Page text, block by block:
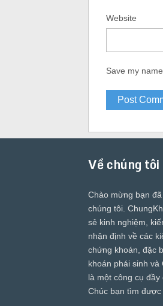
Website
Save my
Về chúng tôi
Chào mừng bạn
chúng tôi.
sẻ kinh nghiệm,
nhận định về các
chứng khoán, đặc
khoán phái sinh
là một công cụ đầy
Chúc bạn tìm được